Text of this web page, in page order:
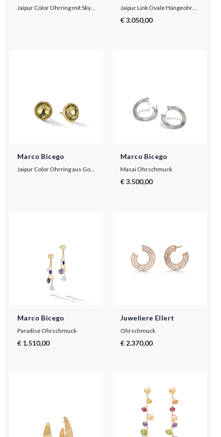
Jaipur Color Ohrring mit Sky-Blue Topas und Amethyst Jaipur Link Ovale Hängeohrringe aus Gold mit Haken aus Diamanten
€ 3.050,00
Marco Bicego
Jaipur Color Ohrring aus Gold mit Lemon Citrin, groß
Marco Bicego
Masai Ohrschmuck
€ 3.500,00
Marco Bicego
Paradise Ohrschmuck
€ 1.510,00
Juweliere Ellert
Ohrschmuck
€ 2.370,00